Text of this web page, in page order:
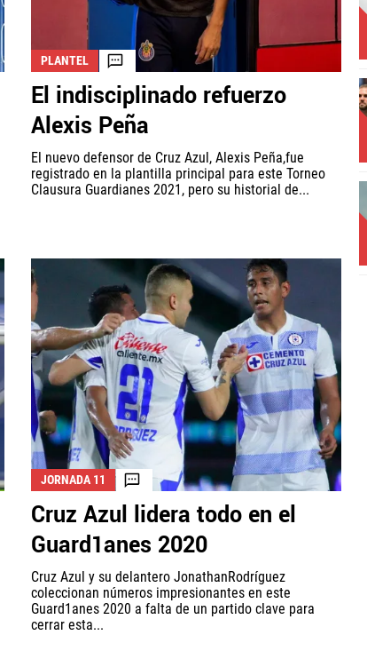
PLANTEL
El indisciplinado refuerzo
Alexis Peña
El nuevo defensor de Cruz Azul, Alexis Peña,fue
registrado en la plantilla principal para este Torneo
Clausura Guardianes 2021, pero su historial de...
JORNADA 11
Cruz Azul lidera todo en el
Guard1anes 2020
Cruz Azul y su delantero JonathanRodríguez
coleccionan números impresionantes en este
Guard1anes 2020 a falta de un partido clave para
cerrar esta...